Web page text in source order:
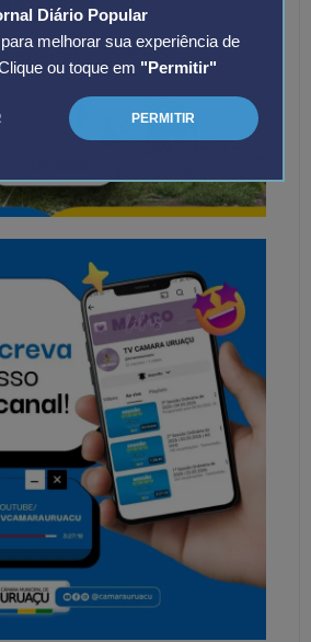
Diário Popular
melhorar sua experiência de
ou toque em "Permitir"
PERMITIR